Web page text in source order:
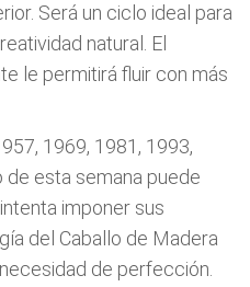
Será un ciclo ideal para
natural. El
le permitirá fluir con más
1969, 1981, 1993,
de esta semana puede
imponer sus
del Caballo de Madera
de perfección.